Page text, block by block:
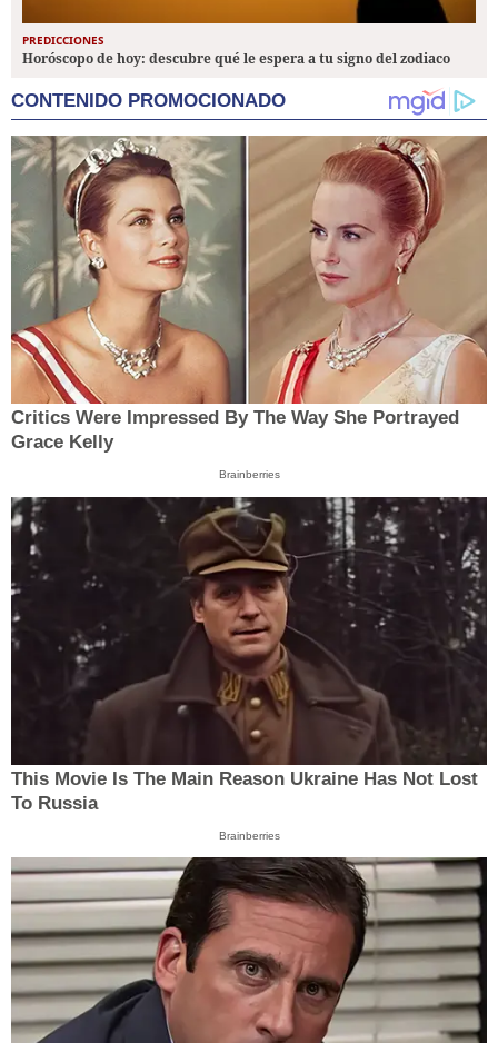
PREDICCIONES
Horóscopo de hoy: descubre qué le espera a tu signo del zodiaco
CONTENIDO PROMOCIONADO
Critics Were Impressed By The Way She Portrayed
Grace Kelly
Brainberries
This Movie Is The Main Reason Ukraine Has Not Lost
To Russia
Brainberries